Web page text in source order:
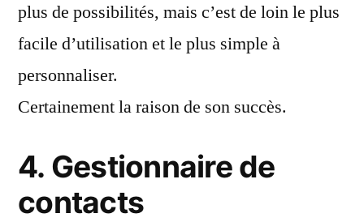
plus de possibilités, mais c’est de loin le plus
facile d’utilisation et le plus simple à
personnaliser.
Certainement la raison de son succès.
4. Gestionnaire de
contacts